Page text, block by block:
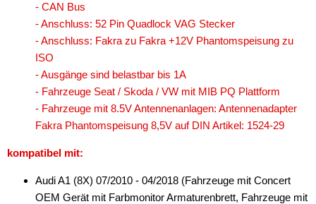
für Mini
für Mitsubishi
für Nissan
für Opel
für Peugeot
für Porsche
für Renault
- CAN Bus
- Anschluss: 52 Pin Quadlock VAG Stecker
- Anschluss: Fakra zu Fakra +12V Phantomspeisung zu
ISO
- Ausgänge sind belastbar bis 1A
- Fahrzeuge Seat / Skoda / VW mit MIB PQ Plattform
- Fahrzeuge mit 8.5V Antennenanlagen: Antennenadapter
Fakra Phantomspeisung 8,5V auf DIN Artikel: 1524-29
kompatibel mit:
Audi A1 (8X) 07/2010 - 04/2018 (Fahrzeuge mit Concert
OEM Gerät mit Farbmonitor Armaturenbrett, Fahrzeuge mit